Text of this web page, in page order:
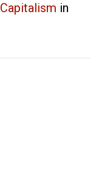
in